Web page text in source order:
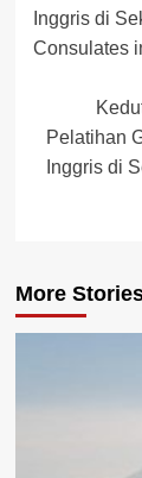
Inggris di
Consulates
Pelatihan
Inggris di
More